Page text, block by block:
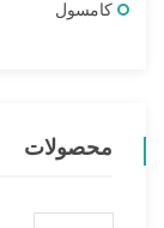
کامسول
محصولات